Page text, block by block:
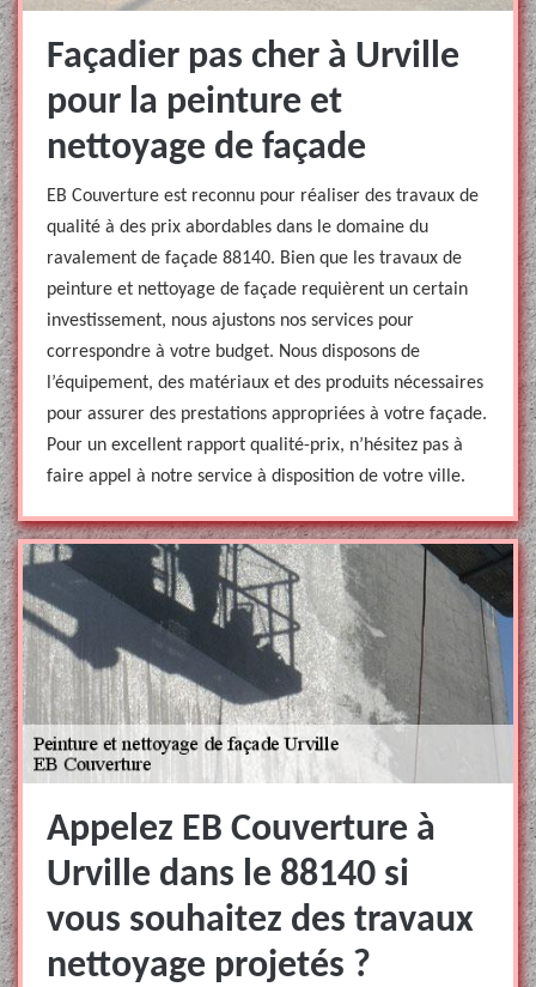
Façadier pas cher à Urville
pour la peinture et
nettoyage de façade
EB Couverture est reconnu pour réaliser des travaux de
qualité à des prix abordables dans le domaine du
ravalement de façade 88140. Bien que les travaux de
peinture et nettoyage de façade requièrent un certain
investissement, nous ajustons nos services pour
correspondre à votre budget. Nous disposons de
l’équipement, des matériaux et des produits nécessaires
pour assurer des prestations appropriées à votre façade.
Pour un excellent rapport qualité-prix, n’hésitez pas à
faire appel à notre service à disposition de votre ville.
Appelez EB Couverture à
Urville dans le 88140 si
vous souhaitez des travaux
nettoyage projetés ?